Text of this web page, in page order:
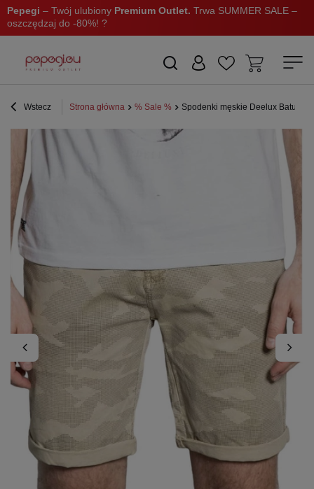
Pepegi – Twój ulubiony Premium Outlet. Trwa SUMMER SALE –
oszczędzaj do -80%! ?
Wstecz Strona główna % Sale % Spodenki męskie Deelux Batuan